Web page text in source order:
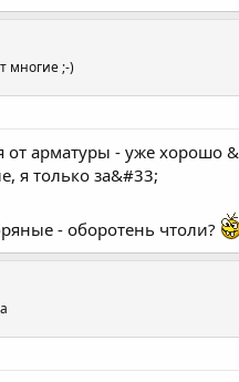
многие ;-)
от арматуры - уже хорошо
я только за&#33;
- оборотень чтоли?